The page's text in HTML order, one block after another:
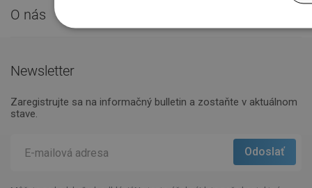
O nás
Newsletter
Zaregistrujte sa na informačný bulletin a zostaňte v aktuálnom
stave.